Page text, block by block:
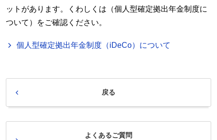
ットがあります。くわしくは（個人型確定拠出年金制度に
ついて）をご確認ください。
個人型確定拠出年金制度（iDeCo）について
戻る
よくあるご質問